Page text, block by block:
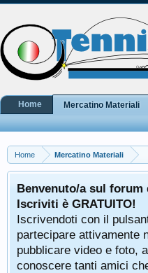
Home Mercatino Materiali
Benvenuto/a sul forum
Iscriviti è GRATUITO!
Iscrivendoti con il
partecipare attivamente
pubblicare video e foto,
conoscere tanti amici
Home Mercatino Materiali